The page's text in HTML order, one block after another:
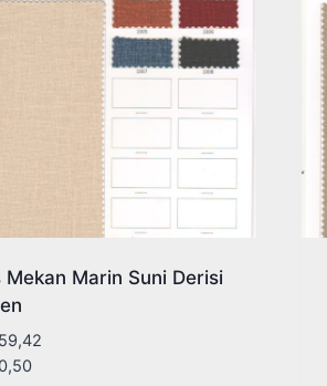
Mekan Marin Suni Derisi